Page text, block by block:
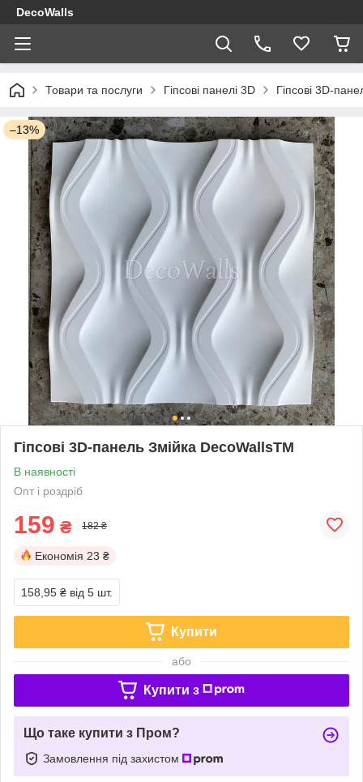
DecoWalls
Товари та послуги Гіпсові панелі 3D Гіпсові 3D-
–13%
Гіпсові 3D-панель Змійка DecoWallsTM
В наявності
Опт і роздріб
159 ₴ 182 ₴
Економія 23 ₴
158,95 ₴ від 5 шт.
Купити
або
Купити з
Що таке купити з Пром?
Замовлення під захистом